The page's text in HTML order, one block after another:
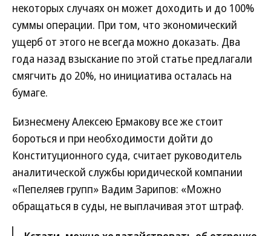
некоторых случаях он может доходить и до 100%
суммы операции. При том, что экономический
ущерб от этого не всегда можно доказать. Два
года назад взыскание по этой статье предлагали
смягчить до 20%, но инициатива осталась на
бумаге.
Бизнесмену Алексею Ермакову все же стоит
бороться и при необходимости дойти до
Конституционного суда, считает руководитель
аналитической службы юридической компании
«Пепеляев групп» Вадим Зарипов: «Можно
обращаться в суды, не выплачивая этот штраф.